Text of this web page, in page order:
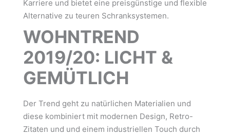
Karriere und bietet eine preisgünstige und flexible
Alternative zu teuren Schranksystemen.
WOHNTREND
2019/20: LICHT &
GEMÜTLICH
Der Trend geht zu natürlichen Materialien und
diese kombiniert mit modernen Design, Retro-
Zitaten und und einem industriellen Touch durch